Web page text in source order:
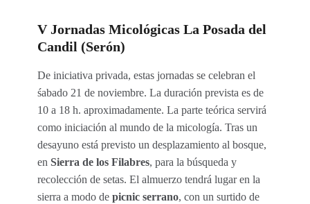
V Jornadas Micológicas La Posada del
Candil (Serón)
De iniciativa privada, estas jornadas se celebran el
śabado 21 de noviembre. La duración prevista es de
10 a 18 h. aproximadamente. La parte teórica servirá
como iniciación al mundo de la micología. Tras un
desayuno está previsto un desplazamiento al bosque,
en Sierra de los Filabres, para la búsqueda y
recolección de setas. El almuerzo tendrá lugar en la
sierra a modo de picnic serrano, con un surtido de